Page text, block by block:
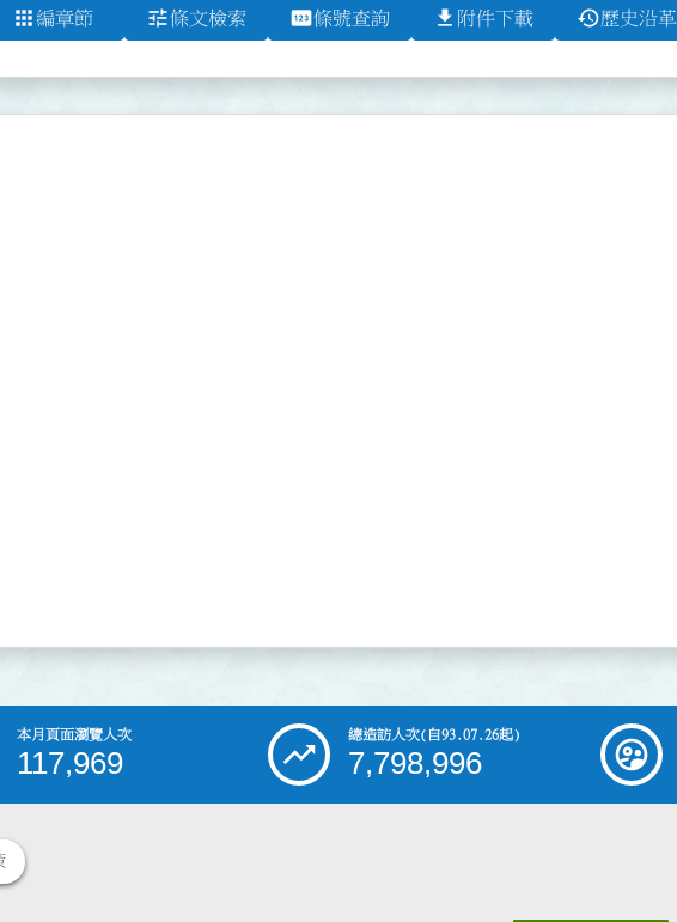
apps 編章節 tune條文檢索 pin條號查詢 file_download 附件下載 history歷史沿革
本月頁面瀏覽人次
117,969
總造訪人次(自93.07.26起)
7,798,996